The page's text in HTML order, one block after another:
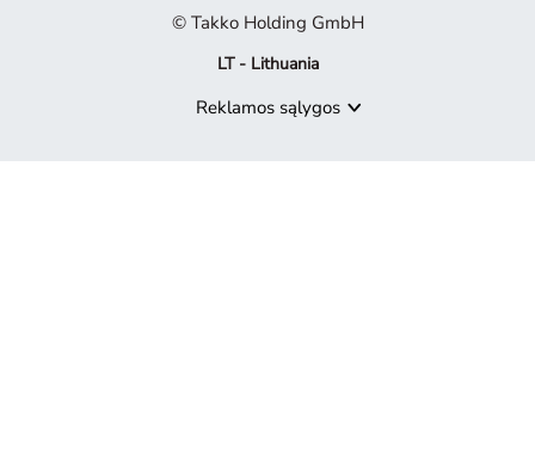
© Takko Holding GmbH
LT - Lithuania
Reklamos sąlygos